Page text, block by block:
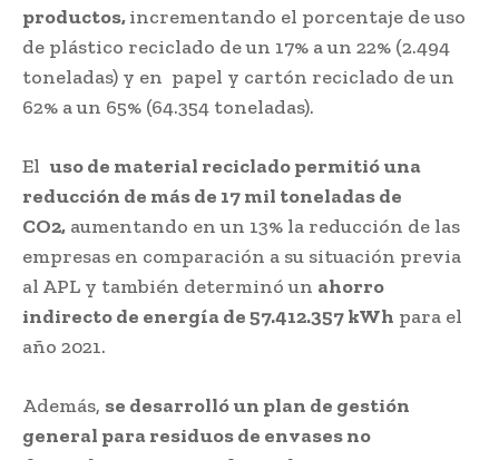
productos,incrementando el porcentaje de uso
de plástico reciclado de un 17% a un 22% (2.494
toneladas) y en papel y cartón reciclado de un
62% a un 65% (64.354 toneladas).
El uso de material reciclado permitió una
reducción de más de 17 mil toneladas de
CO2, aumentando en un 13% la reducción de las
empresas en comparación a su situación previa
al APL y también determinó un ahorro
indirecto de energía de 57.412.357 kWh para el
año 2021.
Además, se desarrolló un plan de gestión
general para residuos de envases no